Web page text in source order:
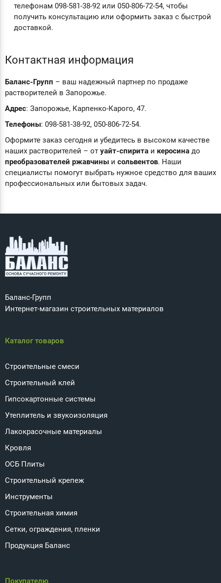
телефонам 098-581-38-92 или 050-806-72-54, чтобы
получить консультацию или оформить заказ с быстрой
доставкой.
Контактная информация
Баланс-Групп – ваш надежный партнер по продаже
растворителей в Запорожье.
Адрес: Запорожье, Карпенко-Карого, 47.
Телефоны: 098-581-38-92, 050-806-72-54.
Оформите заказ сегодня и убедитесь в высоком качестве
наших растворителей – от уайт-спирита и керосина до
преобразователей ржавчины и сольвентов. Наши
специалисты помогут выбрать нужное средство для ваших
профессиональных или бытовых задач.
Баланс-Групп
Интернет-магазин строительных материалов
Каталог товаров
Строительные смеси
Строительный клей
Гипсокартонные системы
Утеплитель и звукоизоляция
Лакокрасочные материалы
Кровля
ОСБ Плиты
Строительный крепеж
Инструменты
Строительная химия
Сетки, ограждения, пленки
Продукция Баланс
Покупателю